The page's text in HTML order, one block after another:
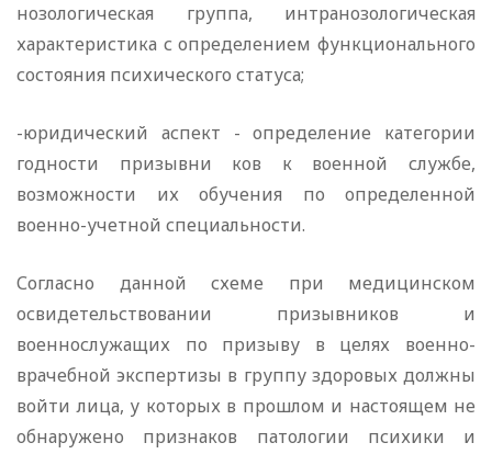
нозологическая группа, интранозологическая
характеристика с определением функционального
состояния психического статуса;
-юридический аспект - определение категории
годности призывни ков к военной службе,
возможности их обучения по определенной
военно-учетной специальности.
Согласно данной схеме при медицинском
освидетельствовании призывников и
военнослужащих по призыву в целях военно-
врачебной экспертизы в группу здоровых должны
войти лица, у которых в прошлом и настоящем не
обнаружено признаков патологии психики и